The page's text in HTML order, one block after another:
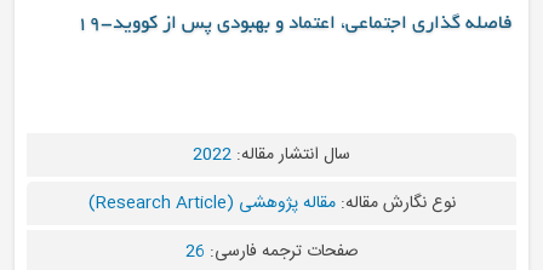
اجتماعی، اعتماد و بهبودی پس از کووید-19
سال انتشار مقاله:2022
نوع نگارش مقاله:مقاله پژوهشی (Research Article)
صفحات ترجمه فارسی:26